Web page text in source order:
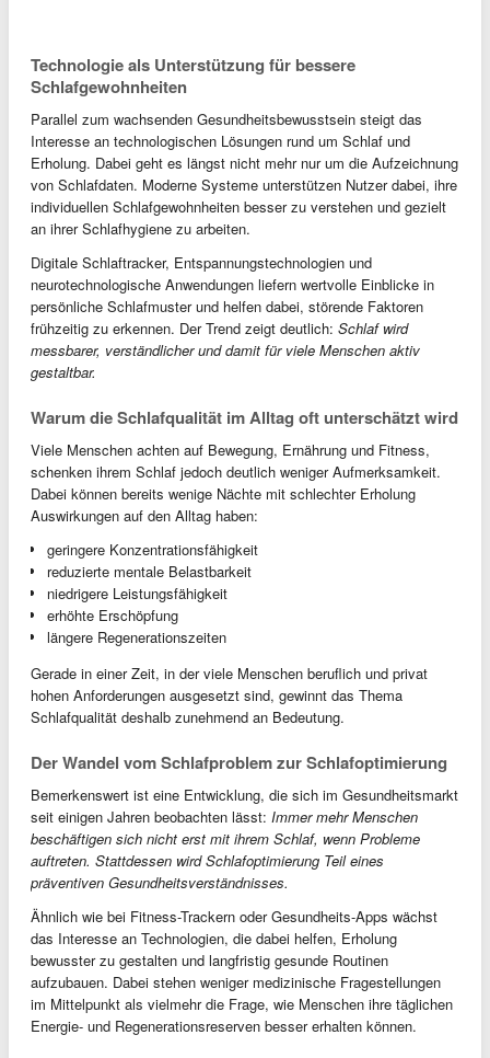
Technologie als Unterstützung für bessere
Schlafgewohnheiten
Parallel zum wachsenden Gesundheitsbewusstsein steigt das
Interesse an technologischen Lösungen rund um Schlaf und
Erholung. Dabei geht es längst nicht mehr nur um die Aufzeichnung
von Schlafdaten. Moderne Systeme unterstützen Nutzer dabei, ihre
individuellen Schlafgewohnheiten besser zu verstehen und gezielt
an ihrer Schlafhygiene zu arbeiten.
Digitale Schlaftracker, Entspannungstechnologien und
neurotechnologische Anwendungen liefern wertvolle Einblicke in
persönliche Schlafmuster und helfen dabei, störende Faktoren
frühzeitig zu erkennen. Der Trend zeigt deutlich: Schlaf wird
messbarer, verständlicher und damit für viele Menschen aktiv
gestaltbar.
Warum die Schlafqualität im Alltag oft unterschätzt wird
Viele Menschen achten auf Bewegung, Ernährung und Fitness,
schenken ihrem Schlaf jedoch deutlich weniger Aufmerksamkeit.
Dabei können bereits wenige Nächte mit schlechter Erholung
Auswirkungen auf den Alltag haben:
geringere Konzentrationsfähigkeit
reduzierte mentale Belastbarkeit
niedrigere Leistungsfähigkeit
erhöhte Erschöpfung
längere Regenerationszeiten
Gerade in einer Zeit, in der viele Menschen beruflich und privat
hohen Anforderungen ausgesetzt sind, gewinnt das Thema
Schlafqualität deshalb zunehmend an Bedeutung.
Der Wandel vom Schlafproblem zur Schlafoptimierung
Bemerkenswert ist eine Entwicklung, die sich im Gesundheitsmarkt
seit einigen Jahren beobachten lässt: Immer mehr Menschen
beschäftigen sich nicht erst mit ihrem Schlaf, wenn Probleme
auftreten. Stattdessen wird Schlafoptimierung Teil eines
präventiven Gesundheitsverständnisses.
Ähnlich wie bei Fitness-Trackern oder Gesundheits-Apps wächst
das Interesse an Technologien, die dabei helfen, Erholung
bewusster zu gestalten und langfristig gesunde Routinen
aufzubauen. Dabei stehen weniger medizinische Fragestellungen
im Mittelpunkt als vielmehr die Frage, wie Menschen ihre täglichen
Energie- und Regenerationsreserven besser erhalten können.